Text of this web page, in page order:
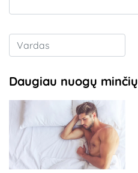
Daugiau nuogų minčių